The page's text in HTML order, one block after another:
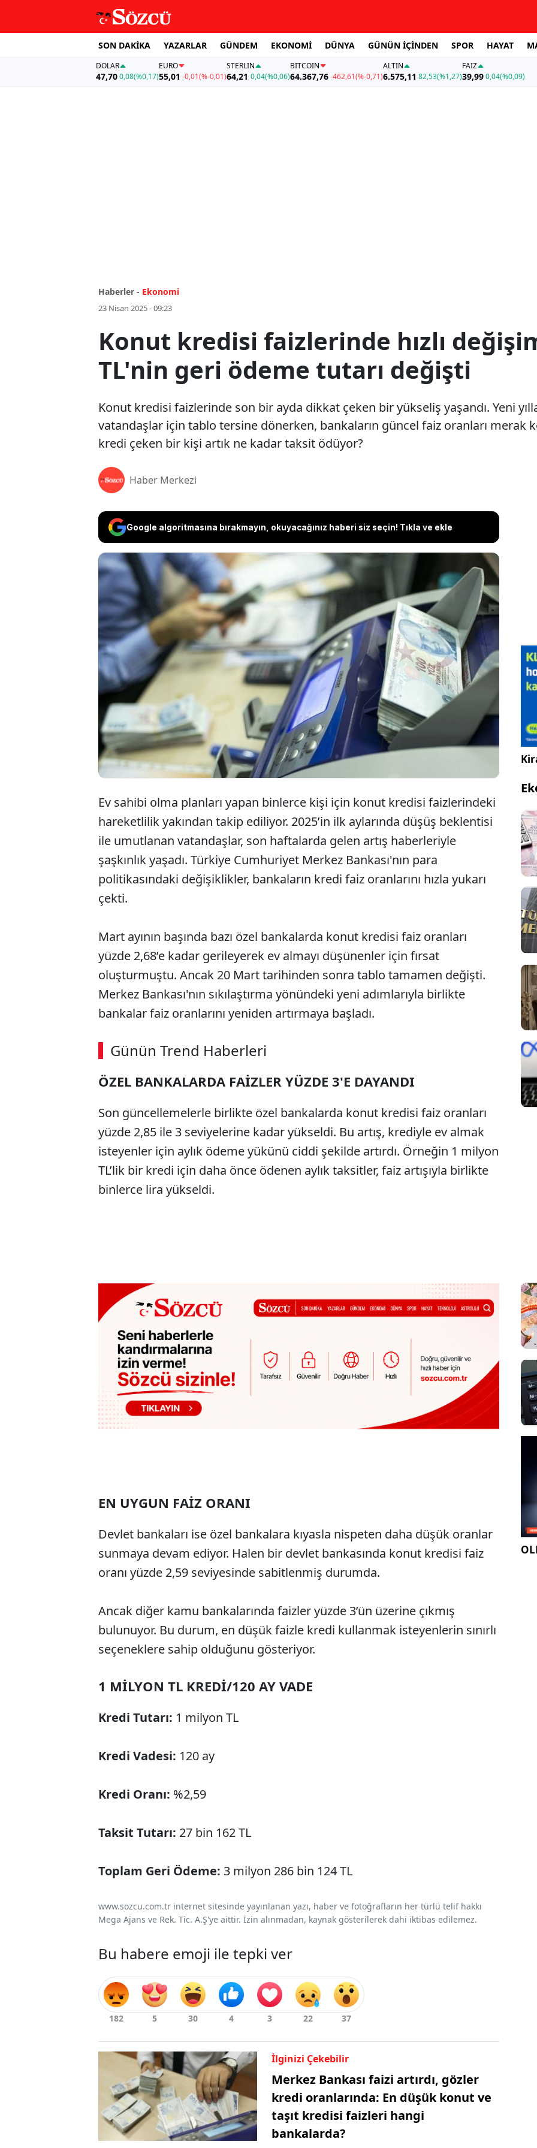
SON DAKİKA YAZARLAR GÜNDEM EKONOMİ DÜNYA GÜNÜN İÇİNDEN SPOR HAYAT
DOLAR
47,700,08(%0,17)
EURO
55,01 -0,01(%-0,01)
STERLIN
64,21 0,04(%0,06)
BITCOIN
64.367,76-462,61(%-0,71)
ALTIN
6.575,11 82,53(%1,27)
FAİZ
39,990,04(%0,09)
Haberler - Ekonomi
23 Nisan 2025 - 09:23
Konut kredisi faizlerinde hızlı
TL'nin geri ödeme tutarı değişti
Konut kredisi faizlerinde son bir ayda dikkat çeken bir yükseliş yaşandı. Yeni
vatandaşlar için tablo tersine dönerken, bankaların güncel faiz oranları merak
kredi çeken bir kişi artık ne kadar taksit ödüyor?
Haber Merkezi
Google algoritmasına bırakmayın, okuyacağınız haberi siz seçin! Tıkla ve ekle
Konut kredisi faizlerinde son bir ayda dikkat çeken bir yükseliş
yaşandı. Yeni yılla birlikte düşüş bekleyen vatandaşlar için tablo
tersine dönerken, bankaların güncel faiz oranları merak konusu
oldu. Peki 1 milyon TL kredi çeken bir kişi artık ne kadar taksit
ödüyor?
Ev sahibi olma planları yapan binlerce kişi için konut kredisi faizlerindeki
hareketlilik yakından takip ediliyor. 2025’in ilk aylarında düşüş beklentisi
ile umutlanan vatandaşlar, son haftalarda gelen artış haberleriyle
şaşkınlık yaşadı. Türkiye Cumhuriyet Merkez Bankası'nın para
politikasındaki değişiklikler, bankaların kredi faiz oranlarını hızla yukarı
çekti.
Mart ayının başında bazı özel bankalarda konut kredisi faiz oranları
yüzde 2,68’e kadar gerileyerek ev almayı düşünenler için fırsat
oluşturmuştu. Ancak 20 Mart tarihinden sonra tablo tamamen değişti.
Merkez Bankası'nın sıkılaştırma yönündeki yeni adımlarıyla birlikte
bankalar faiz oranlarını yeniden artırmaya başladı.
Günün Trend Haberleri
ÖZEL BANKALARDA FAİZLER YÜZDE 3'E DAYANDI
Son güncellemelerle birlikte özel bankalarda konut kredisi faiz oranları
yüzde 2,85 ile 3 seviyelerine kadar yükseldi. Bu artış, krediyle ev almak
isteyenler için aylık ödeme yükünü ciddi şekilde artırdı. Örneğin 1 milyon
TL’lik bir kredi için daha önce ödenen aylık taksitler, faiz artışıyla birlikte
binlerce lira yükseldi.
EN UYGUN FAİZ ORANI
Devlet bankaları ise özel bankalara kıyasla nispeten daha düşük oranlar
sunmaya devam ediyor. Halen bir devlet bankasında konut kredisi faiz
oranı yüzde 2,59 seviyesinde sabitlenmiş durumda.
Ancak diğer kamu bankalarında faizler yüzde 3’ün üzerine çıkmış
bulunuyor. Bu durum, en düşük faizle kredi kullanmak isteyenlerin sınırlı
seçeneklere sahip olduğunu gösteriyor.
1 MİLYON TL KREDİ/120 AY VADE
Kredi Tutarı: 1 milyon TL
Kredi Vadesi: 120 ay
Kredi Oranı: %2,59
Taksit Tutarı: 27 bin 162 TL
Toplam Geri Ödeme: 3 milyon 286 bin 124 TL
www.sozcu.com.tr internet sitesinde yayınlanan yazı, haber ve fotoğrafların her türlü telif hakkı
Mega Ajans ve Rek. Tic. A.Ş'ye aittir. İzin alınmadan, kaynak gösterilerek dahi iktibas edilemez.
Bu habere emoji ile tepki ver
İlginizi Çekebilir
Merkez Bankası faizi artırdı, gözler
kredi oranlarında: En düşük konut ve
taşıt kredisi faizleri hangi
bankalarda?